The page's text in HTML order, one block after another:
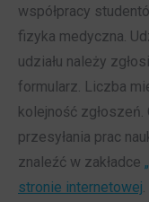
współpracy
fizyka medyczna.
udziału należy
formularz. Liczba
kolejność
przesyłania prac
znaleźć w zakładce
stronie internetowej